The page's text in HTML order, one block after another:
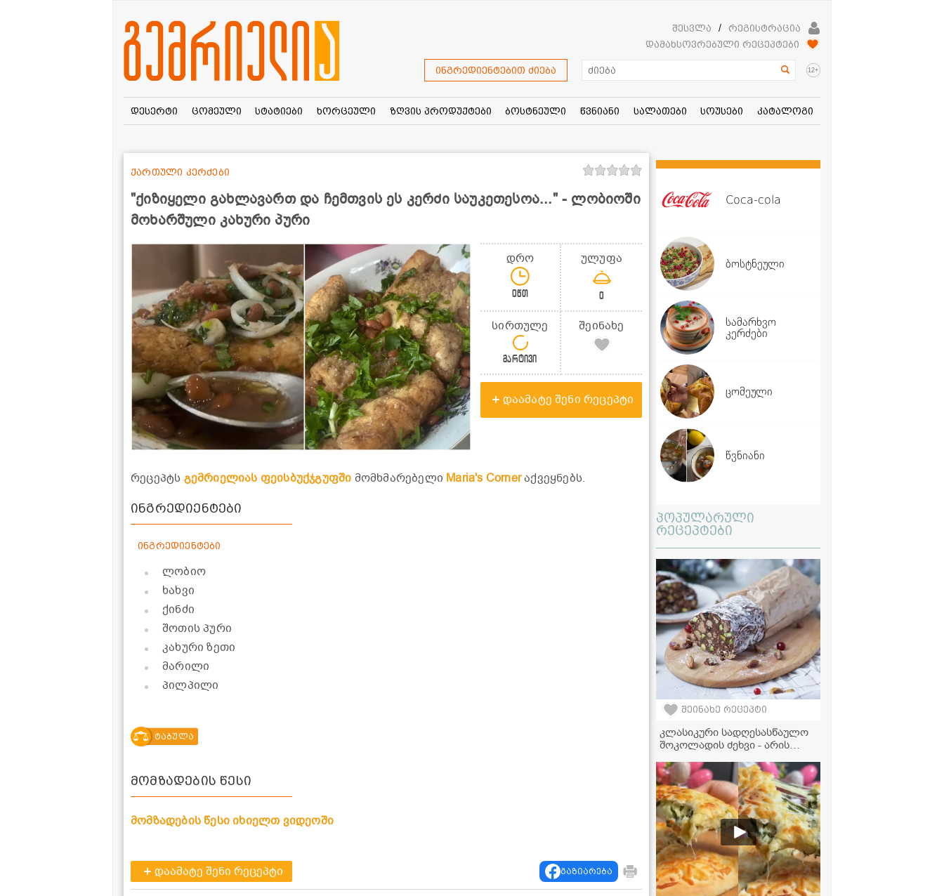
შესვლა /
რეგისტრაცია
დამახსოვრებული რეცეპტები
ინგრედიენტებით ძიება 12+
დესერტი ცომეული სტატიები ხორცეული ზღვის პროდუქტები ბოსტნეული წვნიანი სალათები სოუსები კატალოგი
"ქიზიყელი გახლავართ და ჩემთვის ეს კერძი საუკეთესოა..." - ლობიოში
მოხარშული კახური პური
ქართული კერძები
დრო
0წთ
ულუფა
0
სირთულე
მარტივი
შეინახე
დაამატე შენი რეცეპტი
რეცეპტს გემრიელიას ფეისბუქჯგუფში მომხმარებელი Maria's Cornerაქვეყნებს.
ინგრედიენტები
ინგრედიენტები
ლობიო
ხახვი
ქინძი
შოთის პური
კახური ზეთი
მარილი
პილპილი
ტაბულა
მომზადების წესი
მომზადების წესი იხიელთ ვიდეოში
დაამატე შენი რეცეპტი გაზიარება
Coca-cola
ბოსტნეული
სამარხვო
კერძები
ცომეული
წვნიანი
პოპულარული
რეცეპტები
შეინახე რეცეპტი
კლასიკური სადღესასწაულო
შოკოლადის ძეხვი - არის
უმარტივესად მზადდება!